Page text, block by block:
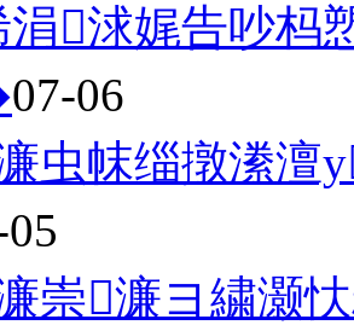
浗娓告吵杩
07-06
虫帓缁撴潫澶
崇濂ヨ繍灏